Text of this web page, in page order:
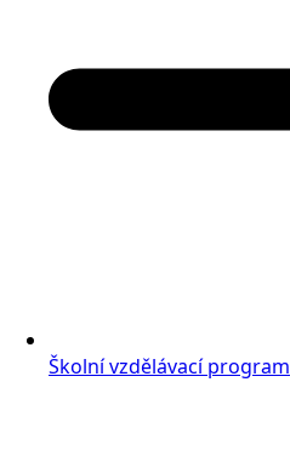
Školní vzdělávací program